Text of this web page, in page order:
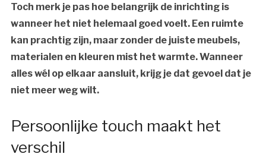
Toch merk je pas hoe belangrijk de inrichting is
wanneer het niet helemaal goed voelt. Een ruimte
kan prachtig zijn, maar zonder de juiste meubels,
materialen en kleuren mist het warmte. Wanneer
alles wél op elkaar aansluit, krijg je dat gevoel dat je
niet meer weg wilt.
Persoonlijke touch maakt het
verschil